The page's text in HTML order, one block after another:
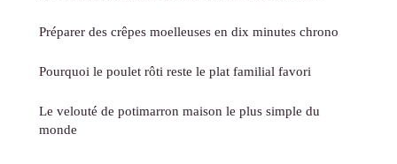
Préparer des crêpes moelleuses en dix minutes chrono
Pourquoi le poulet rôti reste le plat familial favori
Le velouté de potimarron maison le plus simple du
monde